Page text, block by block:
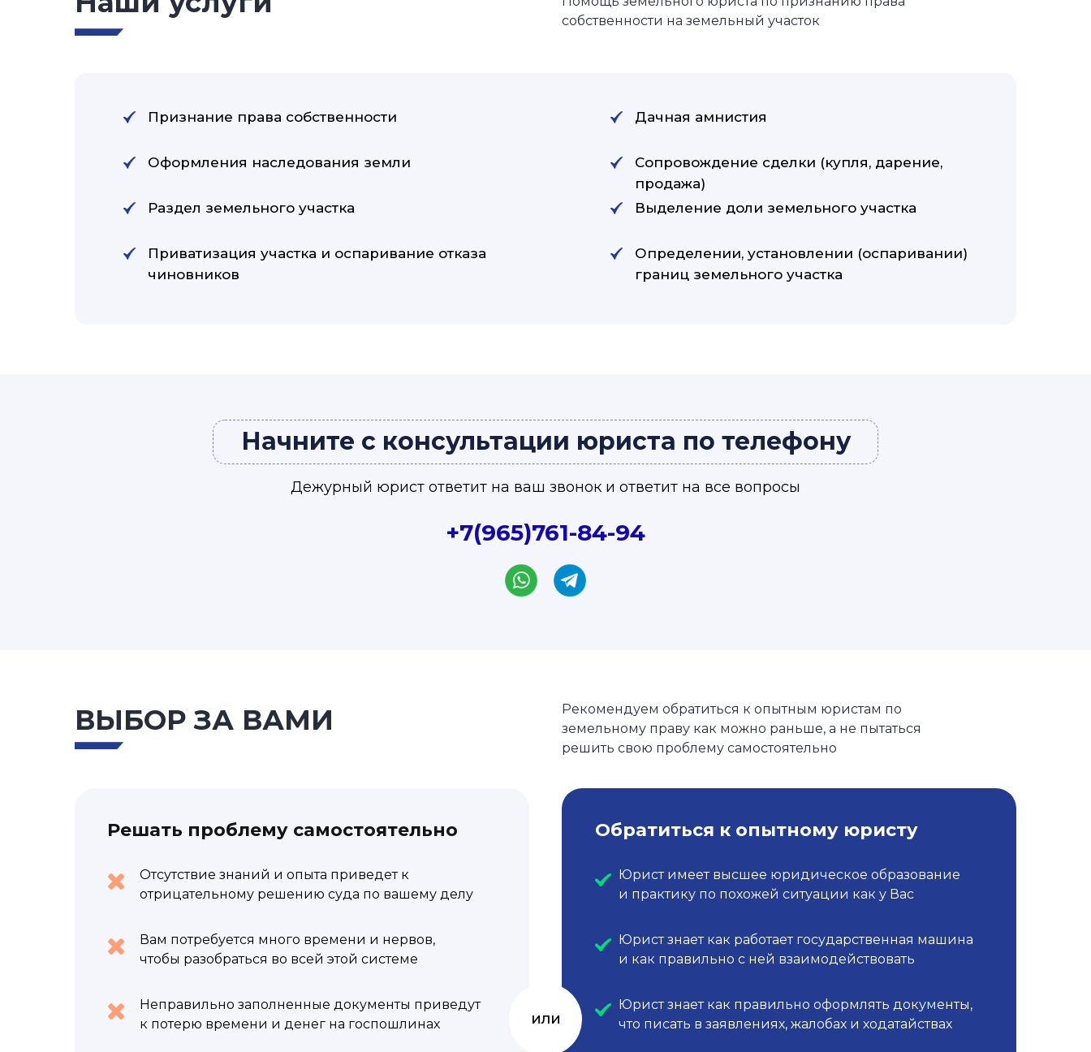
собственности на земельный участок
Признание права собственности
Оформления наследования земли
Раздел земельного участка
Приватизация участка и оспаривание отказа
чиновников
Дачная амнистия
Сопровождение сделки (купля, дарение,
продажа)
Выделение доли земельного участка
Определении, установлении (оспаривании)
границ земельного участка
Начните с консультации юриста по телефону
Дежурный юрист ответит на ваш звонок и ответит на все вопросы
+7(965)761-84-94
ВЫБОР ЗА ВАМИ
Рекомендуем обратиться к опытным юристам по
земельному праву как можно раньше, а не пытаться
решить свою проблему самостоятельно
или
Обратиться к опытному юристу
Решать проблему самостоятельно
Юрист имеет высшее юридическое образование
и практику по похожей ситуации как у Вас
Юрист знает как работает государственная машина
и как правильно с ней взаимодействовать
Юрист знает как правильно оформлять документы,
что писать в заявлениях, жалобах и ходатайствах
Отсутствие знаний и опыта приведет к
отрицательному решению суда по вашему делу
Вам потребуется много времени и нервов,
чтобы разобраться во всей этой системе
Неправильно заполненные документы приведут
к потерю времени и денег на госпошлинах